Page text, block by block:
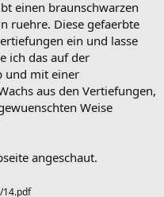
einen braunschwarzen
ruehre. Diese gefaerbte
ein und lasse
ich das auf der
und mit einer
aus den Vertiefungen,
Weise
angeschaut.
14.pdf